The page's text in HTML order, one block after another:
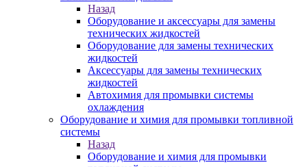
Назад
Оборудование и аксессуары для замены
технических жидкостей
Оборудование для замены технических
жидкостей
Аксессуары для замены технических
жидкостей
Автохимия для промывки системы
охлаждения
Оборудование и химия для промывки топливной
системы
Назад
Оборудование и химия для промывки